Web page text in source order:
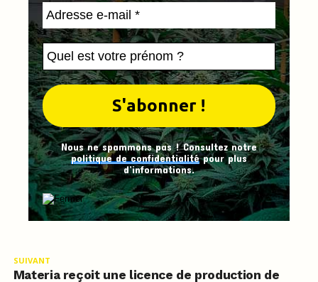
Nous ne spammons pas ! Consultez notre
politique de confidentialitépour plus
d’informations.
SUIVANT
Materia reçoit une licence de production de